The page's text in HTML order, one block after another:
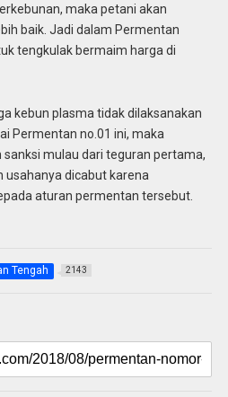
maka petani akan
baik. Jadi dalam Permentan
tengkulak bermaim harga di
kebun plasma tidak dilaksanakan
Permentan no.01 ini, maka
mulau dari teguran pertama,
usahanya dicabut karena
aturan permentan tersebut.
Tengah 2143